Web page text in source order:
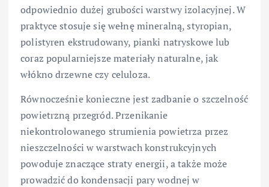
odpowiednio dużej grubości warstwy izolacyjnej. W
praktyce stosuje się wełnę mineralną, styropian,
polistyren ekstrudowany, pianki natryskowe lub
coraz popularniejsze materiały naturalne, jak
włókno drzewne czy celuloza.
Równocześnie konieczne jest zadbanie o szczelność
powietrzną przegród. Przenikanie
niekontrolowanego strumienia powietrza przez
nieszczelności w warstwach konstrukcyjnych
powoduje znaczące straty energii, a także może
prowadzić do kondensacji pary wodnej w